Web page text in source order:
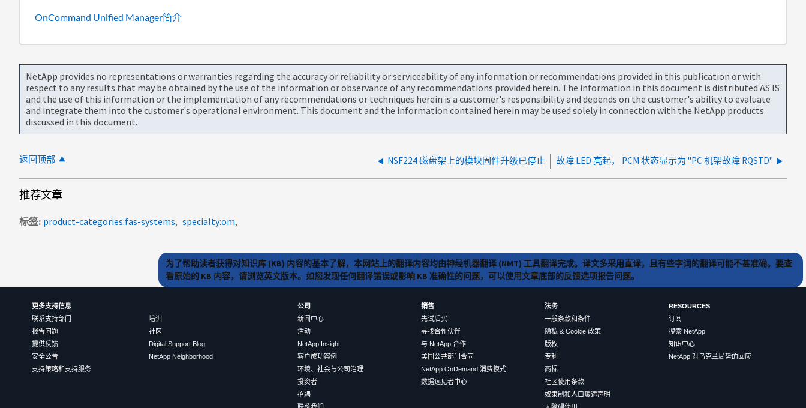
OnCommand Unified Manager简介
NetApp provides no representations or warranties regarding the accuracy or reliability or serviceability of any information or recommendations provided in this publication or with
respect to any results that may be obtained by the use of the information or observance of any recommendations provided herein. The information in this document is distributed AS IS
and the use of this information or the implementation of any recommendations or techniques herein is a customer's responsibility and depends on the customer's ability to evaluate
and integrate them into the customer's operational environment. This document and the information contained herein may be used solely in connection with the NetApp products
discussed in this document.
返回顶部 NSF224 磁盘架上的模块固件升级已停止 故障 LED 亮起， PCM 状态显示为 "PC 机架故障 RQSTD"
推荐文章
标签 product-categories:fas-systems specialty:om
为了帮助读者获得对知识库 (KB) 内容的基本了解，本网站上的翻译内容均由神经机器翻译 (NMT) 工具翻译完成。译文多采用直译，且有些字词的翻译可能不甚准确。要查
看原始的 KB 内容，请浏览英文版本。如您发现任何翻译错误或影响 KB 准确性的问题，可以使用文章底部的反馈选项报告问题。
更多支持信息
联系支持部门
报告问题
提供反馈
安全公告
支持策略和支持服务
培训
社区
Digital Support Blog
NetApp Neighborhood
公司
新闻中心
活动
NetApp Insight
客户成功案例
环境、社会与公司治理
投资者
招聘
销售
先试后买
寻找合作伙伴
与 NetApp 合作
美国公共部门合同
NetApp OnDemand 消费模式
数据远见者中心
法务
一般条款和条件
隐私 & Cookie 政策
版权
专利
商标
社区使用条款
奴隶制和人口贩运声明
RESOURCES
订阅
搜索 NetApp
知识中心
NetApp 对乌克兰局势的回应